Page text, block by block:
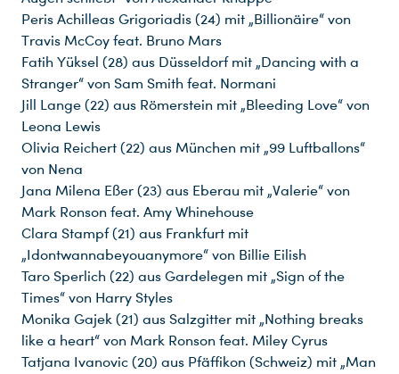
Peris Achilleas Grigoriadis (24) mit „Billionäire“ von
Travis McCoy feat. Bruno Mars
Fatih Yüksel (28) aus Düsseldorf mit „Dancing with a
Stranger“ von Sam Smith feat. Normani
Jill Lange (22) aus Römerstein mit „Bleeding Love“ von
Leona Lewis
Olivia Reichert (22) aus München mit „99 Luftballons“
von Nena
Jana Milena Eßer (23) aus Eberau mit „Valerie“ von
Mark Ronson feat. Amy Whinehouse
Clara Stampf (21) aus Frankfurt mit
„Idontwannabeyouanymore“ von Billie Eilish
Taro Sperlich (22) aus Gardelegen mit „Sign of the
Times“ von Harry Styles
Monika Gajek (21) aus Salzgitter mit „Nothing breaks
like a heart“ von Mark Ronson feat. Miley Cyrus
Tatjana Ivanovic (20) aus Pfäffikon (Schweiz) mit „Man